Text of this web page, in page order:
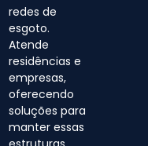
redes de
esgoto.
Atende
residências e
empresas,
oferecendo
soluções para
manter essas